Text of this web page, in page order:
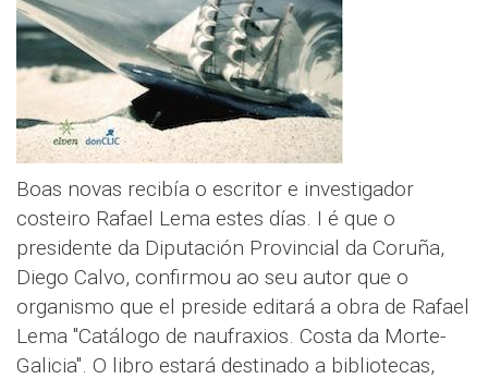
Boas novas recibía o escritor e investigador
costeiro Rafael Lema estes días. I é que o
presidente da Diputación Provincial da Coruña,
Diego Calvo, confirmou ao seu autor que o
organismo que el preside editará a obra de Rafael
Lema "Catálogo de naufraxios. Costa da Morte-
Galicia". O libro estará destinado a bibliotecas,